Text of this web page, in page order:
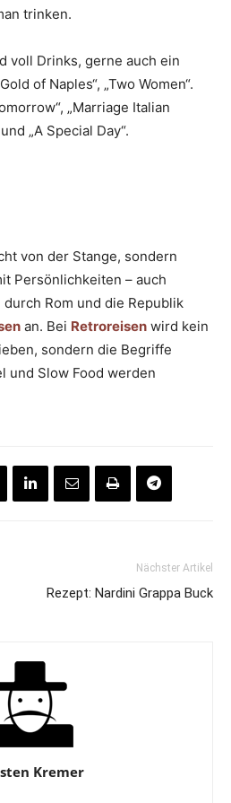
trinken.
voll Drinks, gerne auch ein
of Naples“, „Two Women“.
„Marriage Italian
„A Special Day“.
von der Stange, sondern
Persönlichkeiten – auch
Rom und die Republik
an. Bei Retroreisen wird kein
sondern die Begriffe
und Slow Food werden
Nächster Artikel
Rezept: Nardini Grappa Buck
Kremer